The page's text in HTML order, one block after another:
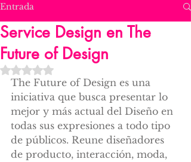
Entrada
Service Design en The
Future of Design
Obtuvo NaN de 5 estrellas.
The Future of Design es una
iniciativa que busca presentar lo
mejor y más actual del Diseño en
todas sus expresiones a todo tipo
de públicos. Reune diseñadores
de producto, interacción, moda,